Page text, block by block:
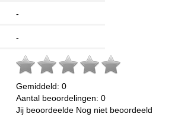
-
-
Gemiddeld: 0
Aantal beoordelingen: 0
Jij beoordeelde Nog niet beoordeeld